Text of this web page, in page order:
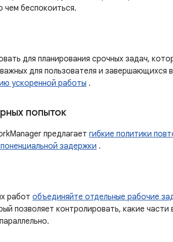
чем беспокоиться.
для планирования срочных задач,
для пользователя и завершающихся
ускоренной работы .
попыток
предлагает гибкие политики
задержки .
работ объединяйте отдельные рабочие
позволяет контролировать, какие части